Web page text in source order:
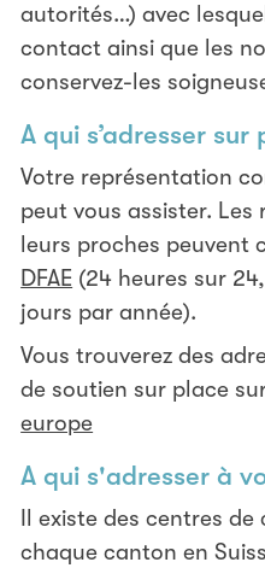
autorités…) avec
contact ainsi que les
conservez-les
A qui s’adresser sur
Votre représentation
peut vous assister. Les
leurs proches peuvent
DFAE (24 heures sur
jours par année).
Vous trouverez des
de soutien sur place
europe
A qui s'adresser à
Il existe des centres
chaque canton en